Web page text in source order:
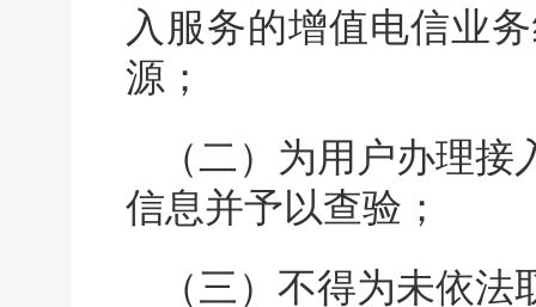
入服务的增值电信业
源；
（二）为用户办理
信息并予以查验；
（三）不得为未依